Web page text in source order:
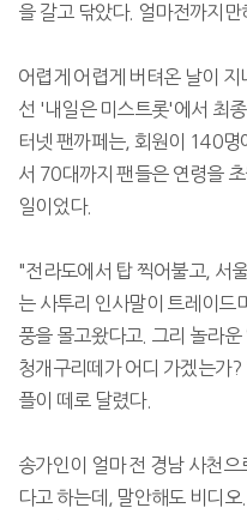
을 갈고 닦았다. 얼마전까지만
어렵게 어렵게 버텨온 날이
선 '내일은 미스트롯'에서 최
터넷 팬까페는, 회원이 140
서 70대까지 팬들은 연령을
일이었다.
"전라도에서 탑 찍어불고, 서
는 사투리 인사말이 트레이드
풍을 몰고왔다고. 그리 놀라
청개구리떼가 어디 가겠는가
플이 떼로 달렸다.
송가인이 얼마 전 경남 사천
다고 하는데, 말안해도 비디